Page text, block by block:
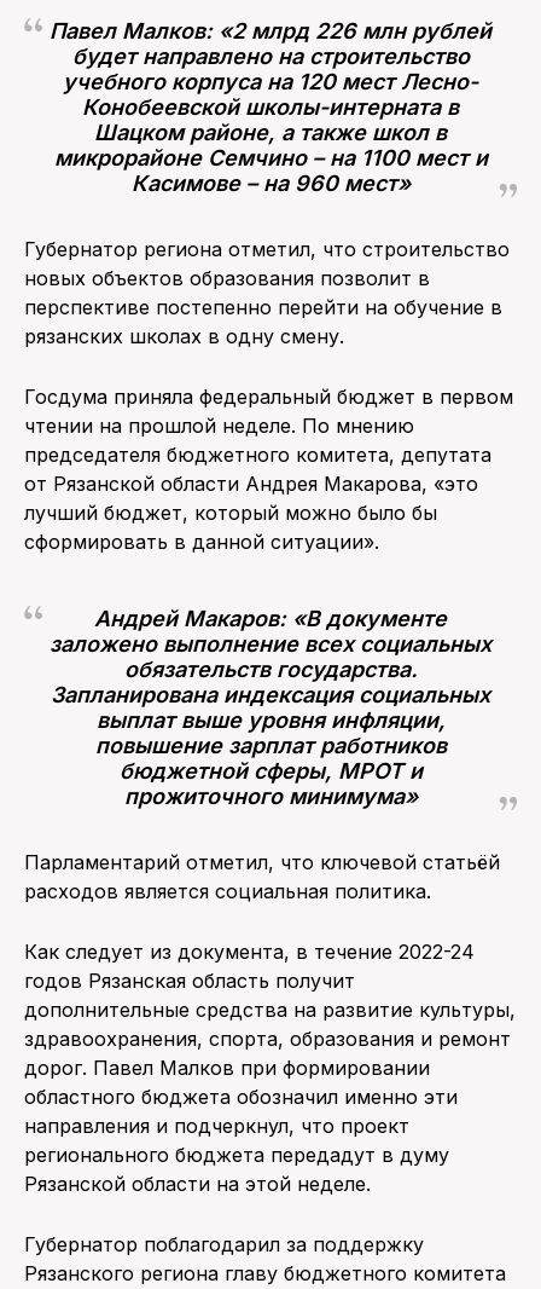
Павел Малков: «2 млрд 226 млн рублей
будет направлено на строительство
учебного корпуса на 120 мест Лесно-
Конобеевской школы-интерната в
Шацком районе, а также школ в
микрорайоне Семчино – на 1100 мест и
Касимове – на 960 мест»
Губернатор региона отметил, что строительство
новых объектов образования позволит в
перспективе постепенно перейти на обучение в
рязанских школах в одну смену.
Госдума приняла федеральный бюджет в первом
чтении на прошлой неделе. По мнению
председателя бюджетного комитета, депутата
от Рязанской области Андрея Макарова, «это
лучший бюджет, который можно было бы
сформировать в данной ситуации».
Андрей Макаров: «В документе
заложено выполнение всех социальных
обязательств государства.
Запланирована индексация социальных
выплат выше уровня инфляции,
повышение зарплат работников
бюджетной сферы, МРОТ и
прожиточного минимума»
Парламентарий отметил, что ключевой статьёй
расходов является социальная политика.
Как следует из документа, в течение 2022-24
годов Рязанская область получит
дополнительные средства на развитие культуры,
здравоохранения, спорта, образования и ремонт
дорог. Павел Малков при формировании
областного бюджета обозначил именно эти
направления и подчеркнул, что проект
регионального бюджета передадут в думу
Рязанской области на этой неделе.
Губернатор поблагодарил за поддержку
Рязанского региона главу бюджетного комитета